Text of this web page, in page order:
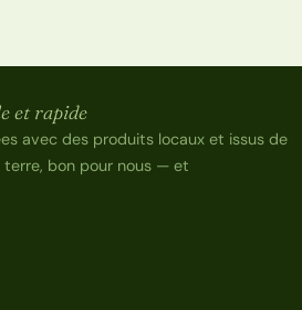
et rapide
avec des produits locaux et issus de
bon pour nous — et